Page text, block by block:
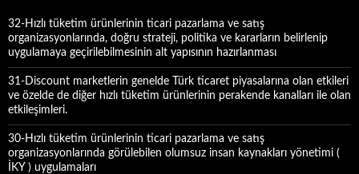
32-Hızlı tüketim ürünlerinin ticari pazarlama ve satış
organizasyonlarında, doğru strateji, politika ve kararların belirlenip
uygulamaya geçirilebilmesinin alt yapısının hazırlanması
31-Discount marketlerin genelde Türk ticaret piyasalarına olan etkileri
ve özelde de diğer hızlı tüketim ürünlerinin perakende kanalları ile olan
etkileşimleri.
30-Hızlı tüketim ürünlerinin ticari pazarlama ve satış
organizasyonlarında görülebilen olumsuz insan kaynakları yönetimi (
İKY ) uygulamaları